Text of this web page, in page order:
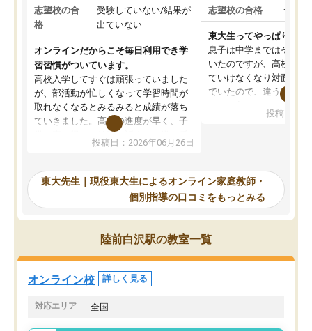
志望校の合
格
受験していない/結果が
出ていない
オンラインだからこそ毎日利用でき学
習習慣がついています。
高校入学してすぐは頑張っていました
が、部活動が忙しくなって学習時間が
取れなくなるとみるみると成績が落ち
ていきました。高校の進度が早く、子
供も家に帰って勉強の話すると嫌な反
応を示します。東大先生にお願いして
れるので、親としても安心です。毎日
使える自習室とかもあり、わからない
ところがあれば先生が回答してくれる
のも重宝しています。
投稿日：2026年06月26日
志望校の合格 合格
東大生ってやっぱりすご
息子は中学まではそこそ
いたのですが、高校に入
ていけなくなり対面の塾
でいたので、違うアプロ
で、当初は模試でD判定
自習室が毎日使えていつ
るのが心強かったよう
謝です。
投稿日：
東大先生｜現役東大生によるオンライン家庭教師・
個別指導の口コミをもっとみる
陸前白沢駅の教室一覧
オンライン校 詳しく見る
対応エリア 全国